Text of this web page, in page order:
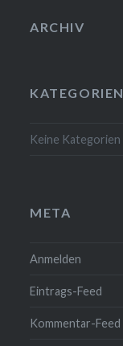
ARCHIV
KATEGORIEN
Keine Kategorien
META
Anmelden
Eintrags-Feed
Kommentar-Feed